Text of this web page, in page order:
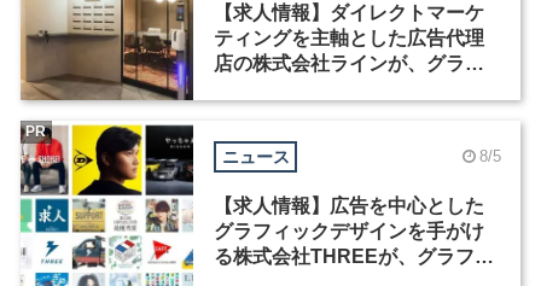
【求人情報】ダイレクトマーケ
ティングを主軸とした広告代理
店の株式会社ラインが、グラフ
ニュース 8/5
【求人情報】広告を中心とした
グラフィックデザインを手がけ
る株式会社THREEが、グラフィ
PR